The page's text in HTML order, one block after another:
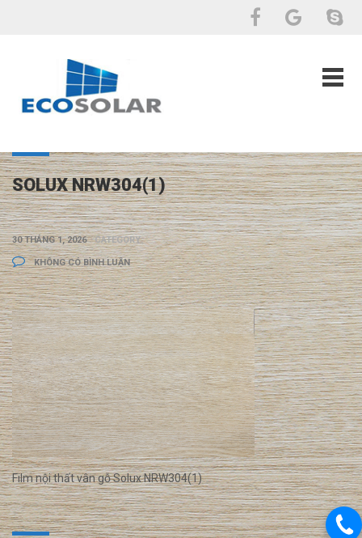
SOLUX NRW304(1)
30 THÁNG 1, 2026 CATEGORY:
KHÔNG CÓ BÌNH LUẬN
Film nội thất vân gỗ Solux NRW304(1)